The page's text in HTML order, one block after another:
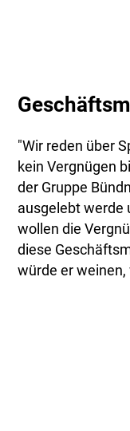
"Wir reden über
kein Vergnügen
der Gruppe
ausgelebt werde
wollen die
diese
würde er